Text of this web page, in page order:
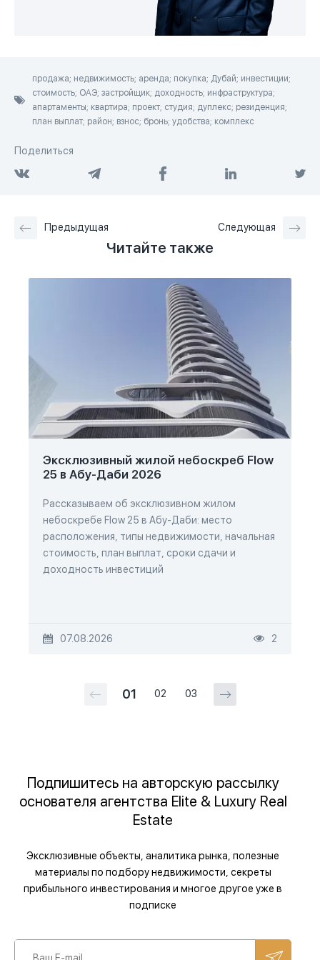
продажа; недвижимость; аренда; покупка; Дубай; инвестиции;
стоимость; ОАЭ; застройщик; доходность; инфраструктура;
апартаменты; квартира; проект; студия; дуплекс; резиденция;
план выплат; район; взнос; бронь; удобства; комплекс
Поделиться
Предыдущая Следующая
Читайте также
Эксклюзивный жилой небоскреб Flow
25 в Абу-Даби 2026
Рассказываем об эксклюзивном жилом
небоскребе Flow 25 в Абу-Даби: место
расположения, типы недвижимости, начальная
стоимость, план выплат, сроки сдачи и
доходность инвестиций
07.08.2026 2
01 02 03
Подпишитесь на авторскую рассылку
основателя агентства Elite & Luxury Real
Estate
Эксклюзивные объекты, аналитика рынка, полезные
материалы по подбору недвижимости, секреты
прибыльного инвестирования и многое другое уже в
подписке